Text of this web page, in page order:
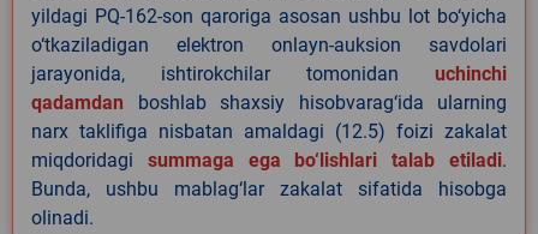
yildagi PQ-162-son qaroriga asosan ushbu lot bo‘yicha
o‘tkaziladigan elektron onlayn-auksion savdolari
jarayonida, ishtirokchilar tomonidan uchinchi
qadamdan boshlab shaxsiy hisobvarag‘ida ularning
narx taklifiga nisbatan amaldagi (12.5) foizi zakalat
miqdoridagi summaga ega bo‘lishlari talab etiladi.
Bunda, ushbu mablag‘lar zakalat sifatida hisobga
olinadi.